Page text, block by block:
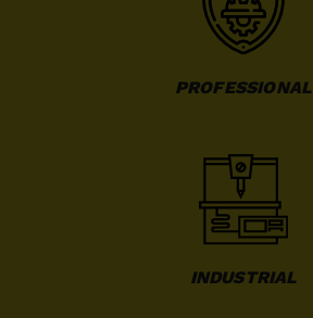
PROFESSIONAL
INDUSTRIAL